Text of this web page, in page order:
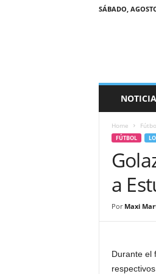
SÁBADO,
r
Home
FÚTBOL
a
Por Maxi
Durante el